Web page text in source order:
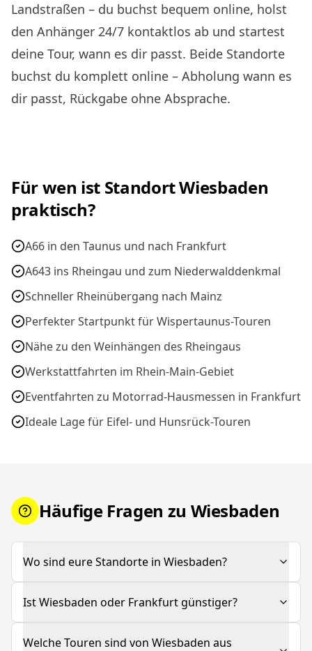
Landstraßen – du buchst bequem online, holst
den Anhänger 24/7 kontaktlos ab und startest
deine Tour, wann es dir passt. Beide Standorte
buchst du komplett online – Abholung wann es
dir passt, Rückgabe ohne Absprache.
Für wen ist Standort Wiesbaden
praktisch?
A66 in den Taunus und nach Frankfurt
A643 ins Rheingau und zum Niederwalddenkmal
Schneller Rheinübergang nach Mainz
Perfekter Startpunkt für Wispertaunus-Touren
Nähe zu den Weinhängen des Rheingaus
Werkstattfahrten im Rhein-Main-Gebiet
Eventfahrten zu Motorrad-Hausmessen in Frankfurt
Ideale Lage für Eifel- und Hunsrück-Touren
Häufige Fragen zu Wiesbaden
Wo sind eure Standorte in Wiesbaden?
Ist Wiesbaden oder Frankfurt günstiger?
Welche Touren sind von Wiesbaden aus